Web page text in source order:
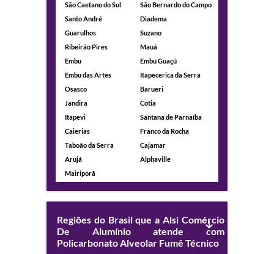
São Caetano do Sul
São Bernardo do Campo
Santo André
Diadema
Guarulhos
Suzano
Ribeirão Pires
Mauá
Embu
Embu Guaçú
Embu das Artes
Itapecerica da Serra
Osasco
Barueri
Jandira
Cotia
Itapevi
Santana de Parnaíba
Caierias
Franco da Rocha
Taboão da Serra
Cajamar
Arujá
Alphaville
Mairiporã
Regiões do Brasil que a Alsi Comércio
De Alumínio atende com
Policarbonato Alveolar Fumê Técnico